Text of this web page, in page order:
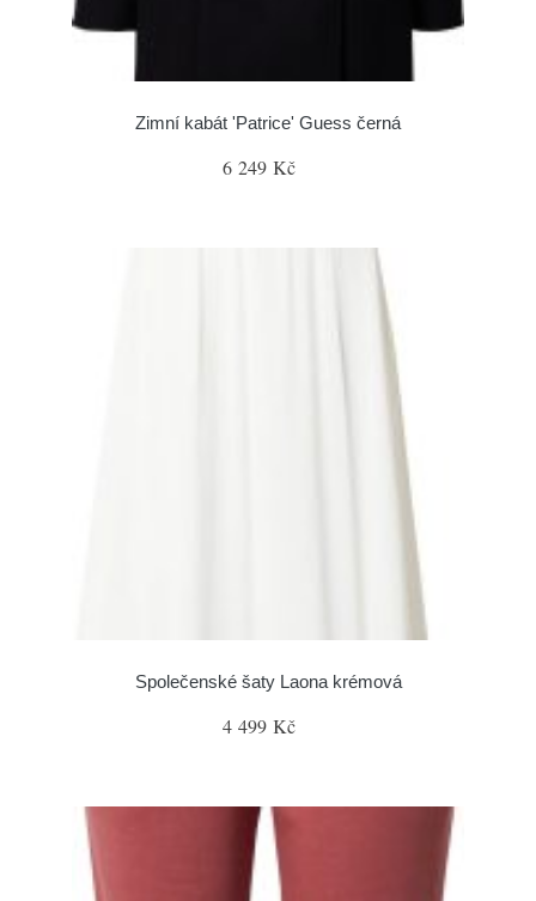
Zimní kabát 'Patrice' Guess černá
6 249 Kč
Společenské šaty Laona krémová
4 499 Kč